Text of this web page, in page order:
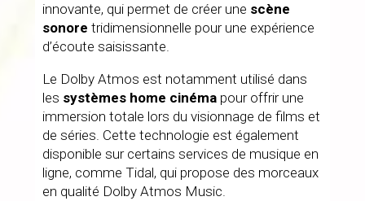
innovante, qui permet de créer une scène
sonore tridimensionnelle pour une expérience
d’écoute saisissante.
Le Dolby Atmos est notamment utilisé dans
les systèmes home cinémapour offrir une
immersion totale lors du visionnage de films et
de séries. Cette technologie est également
disponible sur certains services de musique en
ligne, comme Tidal, qui propose des morceaux
en qualité Dolby Atmos Music.